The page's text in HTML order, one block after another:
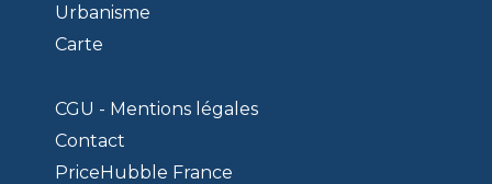
Urbanisme
Carte
CGU - Mentions légales
Contact
PriceHubble France